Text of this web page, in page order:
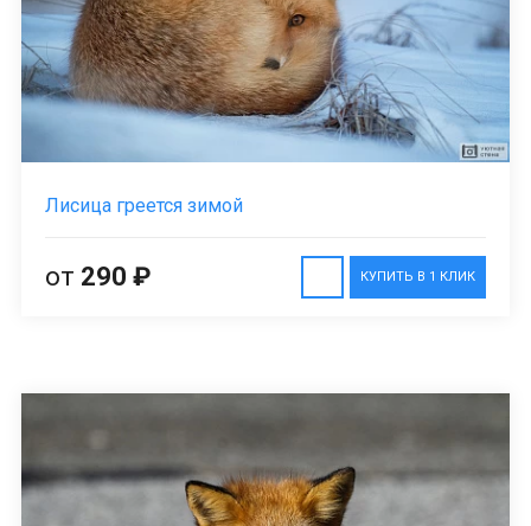
Лисица греется зимой
КУПИТЬ В 1 КЛИК
от 290 ₽